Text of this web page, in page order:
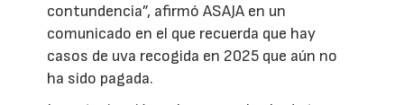
contundencia”, afirmó ASAJA en un
comunicado en el que recuerda que hay
casos de uva recogida en 2025 que aún no
ha sido pagada.